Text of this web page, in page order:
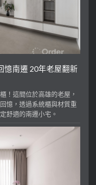
憶南遷 20年老屋翻新
！這間位於高雄的老屋，
憶，透過系統櫃與材質重
舒適的南遷小宅。